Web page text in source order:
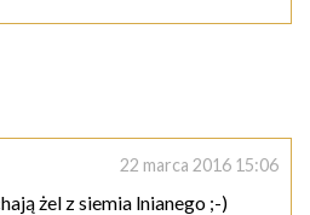
22 marca 2016 15:06
żel z siemia lnianego ;-)